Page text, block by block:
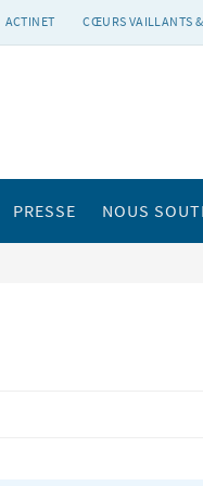
ACTINET CŒURS VAILLANTS
PRESSE NOUS